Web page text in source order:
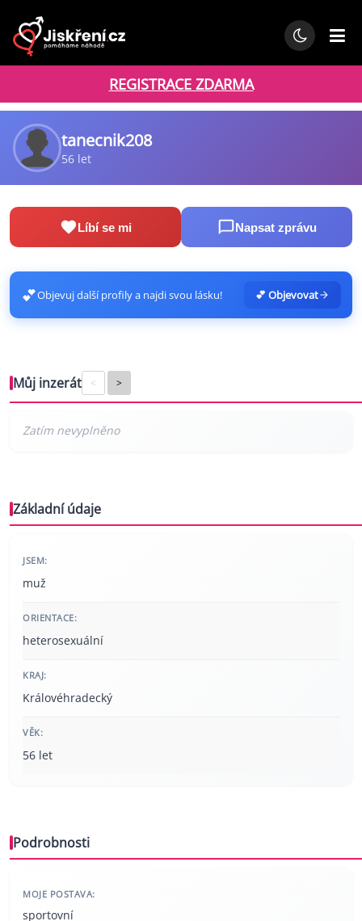
REGISTRACE ZDARMA
tanecnik208
56 let
Líbí se mi Napsat zprávu
💕Objevuj další profily a najdi svou lásku! 💕 Objevovat
Můj inzerát < >
Základní údaje
JSEM:
muž
ORIENTACE:
heterosexuální
KRAJ:
Královéhradecký
VĚK:
56 let
Podrobnosti
MOJE POSTAVA:
sportovní